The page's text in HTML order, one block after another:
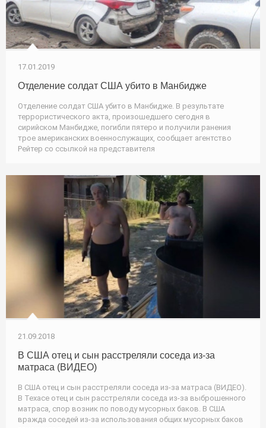
17.01.2019
Отделение солдат США убито в Манбидже
Отделение солдат США убито в Манбидже. В результате
террористического акта, произошедшего сегодня в
сирийском Манбидже, погибли пятеро и получили ранения
трое американских военнослужащих, сообщает агентство
Рейтер со ссылкой на представителя
21.09.2018
В США отец и сын расстреляли соседа из-за
матраса (ВИДЕО)
В США отец и сын расстреляли соседа из-за матраса (ВИДЕО).
В Техасе отец и сын расстреляли соседа из-за выброшенного
матраса, спор возник по поводу мусорных баков. В США
вражда соседей из-за использования общих мусорных баков